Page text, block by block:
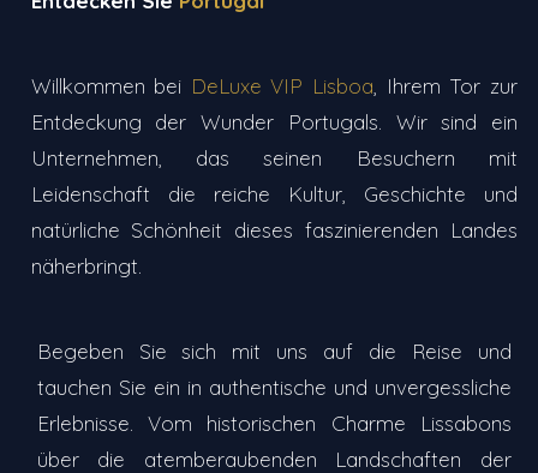
Willkommen bei DeLuxe VIP Lisboa , Ihrem Tor zur
Entdeckung der Wunder Portugals. Wir sind ein
Unternehmen, das seinen Besuchern mit
Leidenschaft die reiche Kultur, Geschichte und
natürliche Schönheit dieses faszinierenden Landes
näherbringt.
Begeben Sie sich mit uns auf die Reise und
tauchen Sie ein in authentische und unvergessliche
Erlebnisse. Vom historischen Charme Lissabons
über die atemberaubenden Landschaften der